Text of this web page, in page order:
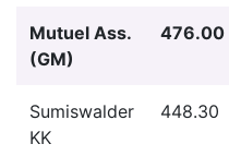
Mutuel Ass.
(GM)
476.00
Sumiswalder
KK
448.30